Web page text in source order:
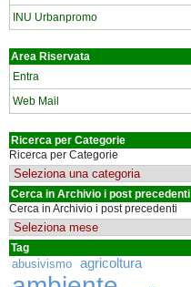
INU Urbanpromo
Area Riservata
Entra
Web Mail
Ricerca per Categorie
Ricerca per Categorie
Cerca in Archivio i post precedenti
Cerca in Archivio i post precedenti
Tag
abusivismo agricoltura